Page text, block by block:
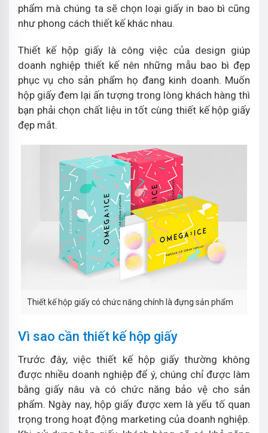
phẩm mà chúng ta sẽ chọn loại giấy in bao bì cũng
như phong cách thiết kế khác nhau.
Thiết kế hộp giấy là công việc của design giúp
doanh nghiệp thiết kế nên những mẫu bao bì đẹp
phục vụ cho sản phẩm họ đang kinh doanh. Muốn
hộp giấy đem lại ấn tượng trong lòng khách hàng thì
bạn phải chọn chất liệu in tốt cùng thiết kế hộp giấy
đẹp mắt.
Thiết kế hộp giấy có chức năng chính là đựng sản phẩm
Vì sao cần thiết kế hộp giấy
Trước đây, việc thiết kế hộp giấy thường không
được nhiều doanh nghiệp để ý, chúng chỉ được làm
bằng giấy nâu và có chức năng bảo vệ cho sản
phẩm. Ngày nay, hộp giấy được xem là yếu tố quan
trọng trong hoạt động marketing của doanh nghiệp.